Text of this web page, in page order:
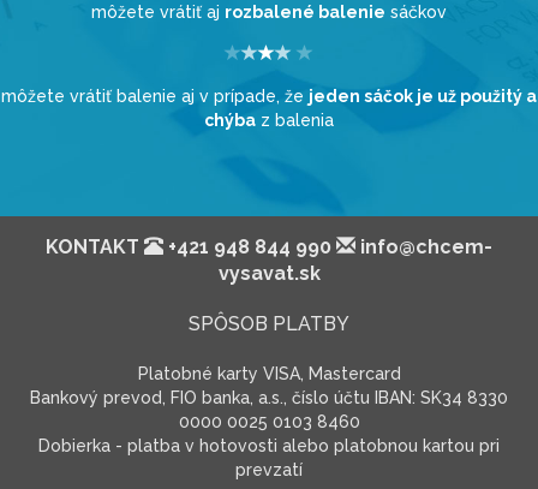
môžete vrátiť aj rozbalené balenie sáčkov
môžete vrátiť balenie aj v prípade, že jeden sáčok je už použitý a
chýba z balenia
KONTAKT +421 948 844 990
info@chcem-
vysavat.sk
SPÔSOB PLATBY
Platobné karty VISA, Mastercard
Bankový prevod, FIO banka, a.s., číslo účtu IBAN: SK34 8330
0000 0025 0103 8460
Dobierka - platba v hotovosti alebo platobnou kartou pri
prevzatí